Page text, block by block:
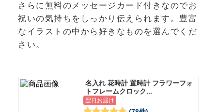
さらに無料のメッセージカード付きなのでお
祝いの気持ちをしっかり伝えられます。豊富
なイラストの中から好きなものを選んでくだ
さい。